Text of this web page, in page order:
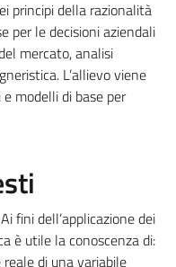
principi della razionalità
per le decisioni aziendali
mercato, analisi
L’allievo viene
modelli di base per
fini dell’applicazione dei
è utile la conoscenza di:
di una variabile